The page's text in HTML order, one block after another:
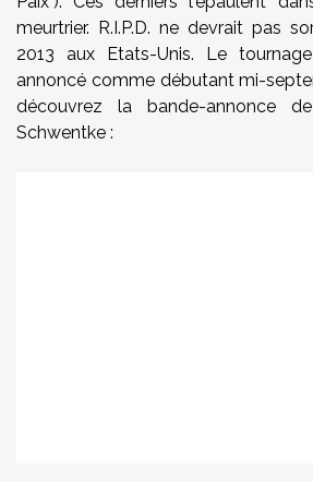
meurtrier. R.I.P.D. ne devrait pas
2013 aux Etats-Unis. Le
annoncé comme débutant mi-
découvrez la bande-annonce
Schwentke :